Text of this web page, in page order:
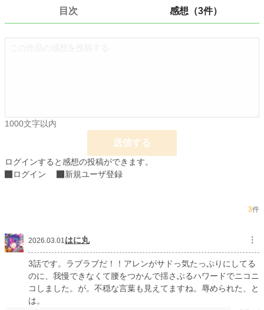
初回完結日時 2026.01.25 03:04
月間ポイント 175 pt (54,132 位)
年間ポイント 5,186 pt (45,170 位)
目次 感想（3件）
1000文字以内
送信する
ログインすると感想の投稿ができます。
ログイン
新規ユーザ登録
3件
2026.03.01はに丸 ︙
3話です。ラブラブだ！！アレンがサドっ気たっぷりにしてる
のに、我慢できなくて腰をつかんで揺さぶるハワードでニコニ
コしました。が。不穏な言葉も見えてますね。辱められた、と
は。